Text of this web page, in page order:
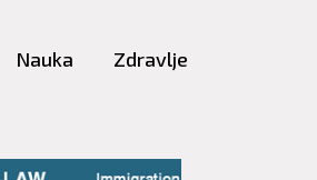
Nauka Zdravlje